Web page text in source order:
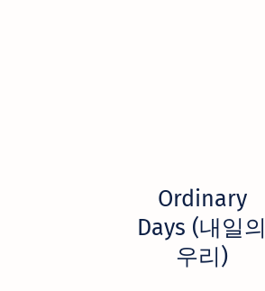
Ordinary
Days (내일의
우리)